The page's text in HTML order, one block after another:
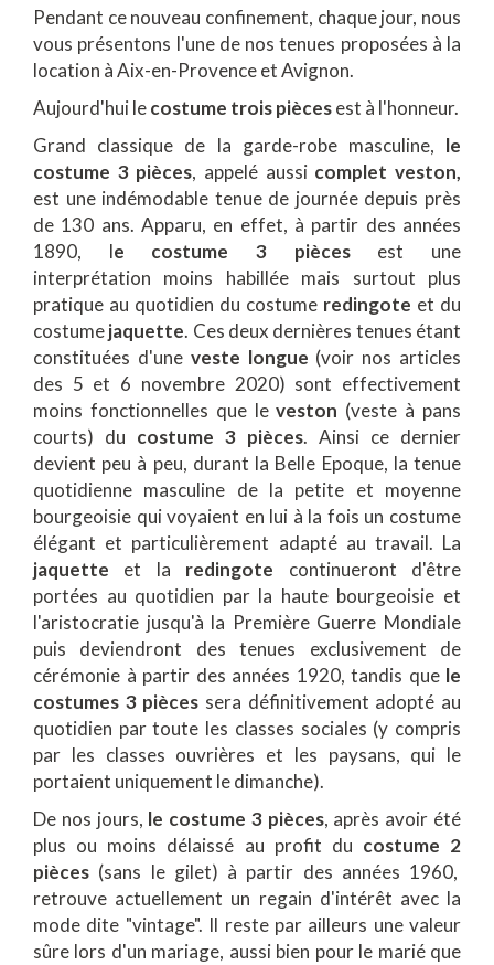
Pendant ce nouveau confinement, chaque jour, nous
vous présentons l'une de nos tenues proposées à la
location à Aix-en-Provence et Avignon.
Aujourd'hui lecostume trois piècesest à l'honneur.
Grand classique de la garde-robe masculine, le
costume 3 pièces, appelé aussi complet veston,
est une indémodable tenue de journée depuis près
de 130 ans. Apparu, en effet, à partir des années
1890, le costume 3 pièces est une
interprétation moins habillée mais surtout plus
pratique au quotidien du costume redingote et du
costumejaquette. Ces deux dernières tenues étant
constituées d'une veste longue (voir nos articles
des 5 et 6 novembre 2020) sont effectivement
moins fonctionnelles que leveston (veste à pans
courts) du costume 3 pièces. Ainsi ce dernier
devient peu à peu, durant la Belle Epoque, la tenue
quotidienne masculine de la petite et moyenne
bourgeoisie qui voyaient en lui à la fois un costume
élégant et particulièrement adapté au travail. La
jaquette et la redingote continueront d'être
portées au quotidien par la haute bourgeoisie et
l'aristocratie jusqu'à la Première Guerre Mondiale
puis deviendront des tenues exclusivement de
cérémonie à partir des années 1920, tandis que le
costumes 3 pièces sera définitivement adopté au
quotidien par toute les classes sociales (y compris
par les classes ouvrières et les paysans, qui le
portaient uniquement le dimanche).
De nos jours, le costume 3 pièces, après avoir été
plus ou moins délaissé au profit du costume 2
pièces (sans le gilet) à partir des années 1960,
retrouve actuellement un regain d'intérêt avec la
mode dite "vintage". Il reste par ailleurs une valeur
sûre lors d'un mariage, aussi bien pour le marié que